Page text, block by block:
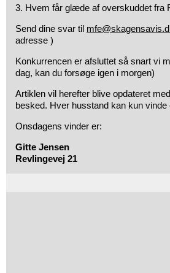
3. Hvem får glæde af overskuddet fra
Send dine svar til
adresse )
Konkurrencen er afsluttet så snart vi
dag, kan du forsøge igen i morgen)
Artiklen vil herefter blive opdateret
besked. Hver husstand kan kun vinde
Onsdagens vinder er:
Gitte Jensen
Revlingevej 21